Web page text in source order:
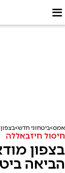
אמס ביטחוני חדש
חיסול חיזבאללה
בצפון
הביאה